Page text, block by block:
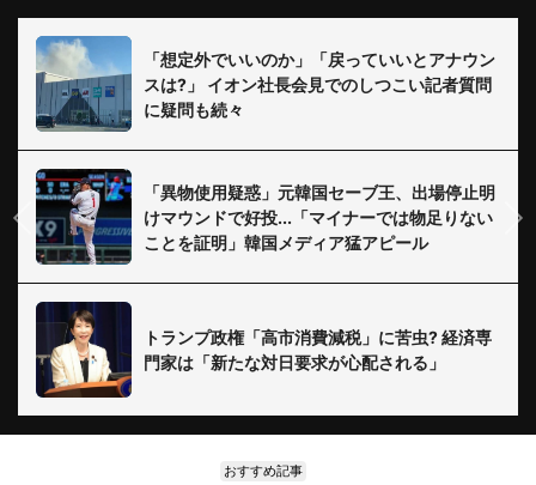
「想定外でいいのか」「戻っていいとアナウン
スは?」 イオン社長会見でのしつこい記者質問
に疑問も続々
「異物使用疑惑」元韓国セーブ王、出場停止明
けマウンドで好投...「マイナーでは物足りない
ことを証明」韓国メディア猛アピール
トランプ政権「高市消費減税」に苦虫? 経済専
門家は「新たな対日要求が心配される」
おすすめ記事